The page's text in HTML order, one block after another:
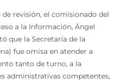
revisión, el comisionado del
a la Información, Ángel
que la Secretaría de la
fue omisa en atender a
tanto de turno, a la
administrativas competentes,